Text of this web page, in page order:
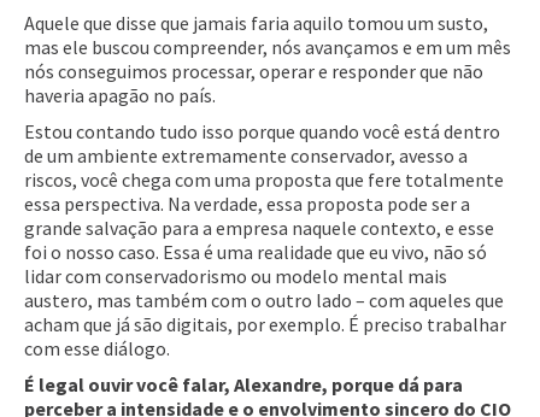
Aquele que disse que jamais faria aquilo tomou um susto,
mas ele buscou compreender, nós avançamos e em um mês
nós conseguimos processar, operar e responder que não
haveria apagão no país.
Estou contando tudo isso porque quando você está dentro
de um ambiente extremamente conservador, avesso a
riscos, você chega com uma proposta que fere totalmente
essa perspectiva. Na verdade, essa proposta pode ser a
grande salvação para a empresa naquele contexto, e esse
foi o nosso caso. Essa é uma realidade que eu vivo, não só
lidar com conservadorismo ou modelo mental mais
austero, mas também com o outro lado – com aqueles que
acham que já são digitais, por exemplo. É preciso trabalhar
com esse diálogo.
É legal ouvir você falar, Alexandre, porque dá para
perceber a intensidade e o envolvimento sincero do CIO